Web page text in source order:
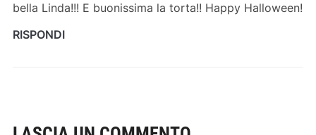
bella Linda!!! E buonissima la torta!! Happy Halloween!
RISPONDI